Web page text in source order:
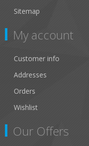
Sitemap
My account
Customer info
Addresses
Orders
Wishlist
Our Offers